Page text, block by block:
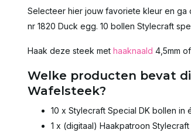
Selecteer hier jouw favoriete kleur en
nr 1820 Duck egg. 10 bollen Stylecraft
Haak deze steek met haaknaald 4,5mm
Welke producten bevat
Wafelsteek?
10 x Stylecraft Special DK bollen in
1 x (digitaal) Haakpatroon